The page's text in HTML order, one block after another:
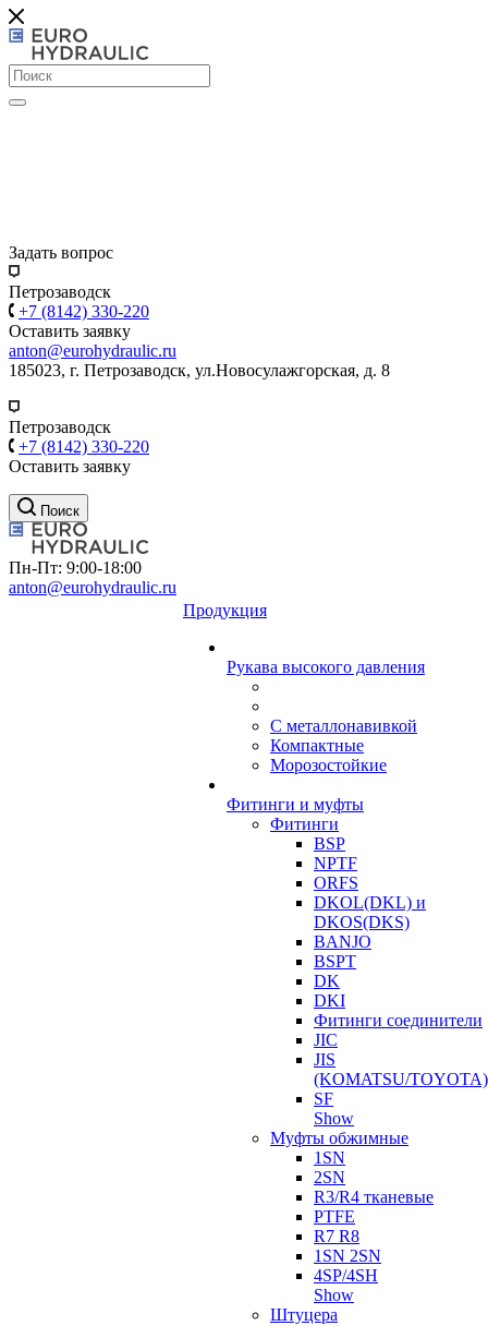
Задать вопрос
Петрозаводск
+7 (8142) 330-220
Оставить заявку
anton@eurohydraulic.ru
185023, г. Петрозаводск, ул.Новосулажгорская, д. 8
Петрозаводск
+7 (8142) 330-220
Оставить заявку
Поиск
Пн-Пт: 9:00-18:00
anton@eurohydraulic.ru
Продукция
Рукава высокого давления
С металлонавивкой
Компактные
Морозостойкие
Фитинги и муфты
Фитинги
BSP
NPTF
ORFS
DKOL(DKL) и
DKOS(DKS)
BANJO
BSPT
DK
DKI
Фитинги соединители
JIC
JIS
(KOMATSU/TOYOTA)
SF
Show
Муфты обжимные
1SN
2SN
R3/R4 тканевые
PTFE
R7 R8
1SN 2SN
4SP/4SH
Show
Штуцера